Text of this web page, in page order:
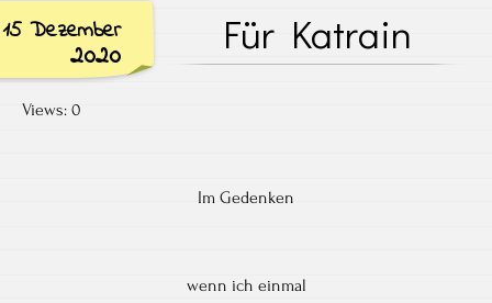
15 Dezember
2020 Für Katrain
Views: 0
Im Gedenken
wenn ich einmal